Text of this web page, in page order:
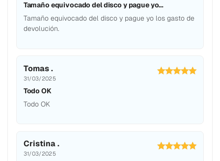
Tamaño equivocado del disco y pague yo…
Tamaño equivocado del disco y pague yo los gasto de
devolución.
Tomas .
31/03/2025
Todo OK
Todo OK
Cristina .
31/03/2025